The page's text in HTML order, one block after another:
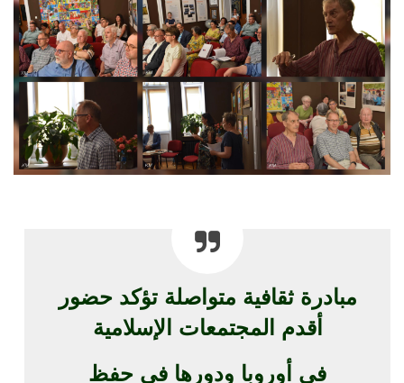
مبادرة ثقافية متواصلة تؤكد حضور
أقدم المجتمعات الإسلامية
في أوروبا ودورها في حفظ